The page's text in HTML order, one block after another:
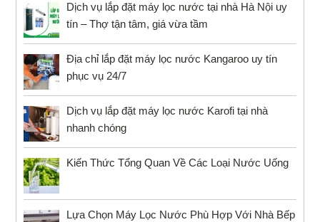
Dịch vụ lắp đặt máy lọc nước tại nhà Hà Nội uy
tín – Thợ tận tâm, giá vừa tầm
Địa chỉ lắp đặt máy lọc nước Kangaroo uy tín
phục vụ 24/7
Dịch vụ lắp đặt máy lọc nước Karofi tại nhà
nhanh chóng
Kiến Thức Tổng Quan Về Các Loại Nước Uống
Lựa Chọn Máy Lọc Nước Phù Hợp Với Nhà Bếp